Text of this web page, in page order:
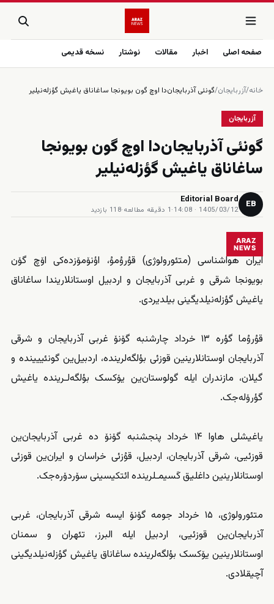
صفحه اصلی اخبار مقالات نوشتار نسخه قدیمی
خانه/آزربایجان/گونئی آذربایجان‌دا اوچ گون بویونجا ساغاناق یاغیش گؤزله‌نیلیر
آزربایجان
گونئی آذربایجان‌دا اوچ گون بویونجا
ساغاناق یاغیش گؤزله‌نیلیر
EB
Editorial Board
1405/03/12 · 14:08
·1 دقیقه مطالعه ·118 بازدید
ARAZ
NEWS
ایران هواشناسی (متئورولوژی) قۇرۇمۇ، اؤنۆمۆزدەکی اۆچ گۆن
بویونجا شرقی و غربی آذربایجان و اردبیل اوستانلاریندا ساغاناق
یاغیش گؤزله‌نیلدیگینی بیلدیردی.
قۇرۇما گؤره ۱۳ خرداد چارشنبه گۆنۆ غربی آذربایجان و شرقی
آذربایجان اوستانلارینین قوزئی بؤلگه‌لرینده، اردبیل‌ین گونئییینده و
گیلان، مازندران ایله گولوستان‌ین یۆکسک بؤلگه‌لـرینده یاغیش
گؤرۆله‌جک.
یاغیشلی هاوا ۱۴ خرداد پنجشنبه گۆنۆ ده غربی آذربایجان‌ین
قوزئیی، شرقی آذربایجان، اردبیل، قۇزئی خراسان و ایران‌ین قوزئی
اوستانلارینین داغلیق کَسیمـلرینده ائتکیسینی سۆردۆره‌جک.
متئورولوژی، ۱۵ خرداد جومه گۆنۆ ایسه شرقی آذربایجان، غربی
آذربایجان‌ین قوزئیی، اردبیل ایله البرز، تئهران و سمنان
اوستانلارینین یۆکسک بؤلگه‌لرینده ساغاناق یاغیش گؤزله‌نیلدیگینی
آچیقلادی.